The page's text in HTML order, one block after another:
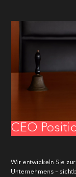
CEO
Wir entwickeln Sie
Unternehmens –
NACHNAME*